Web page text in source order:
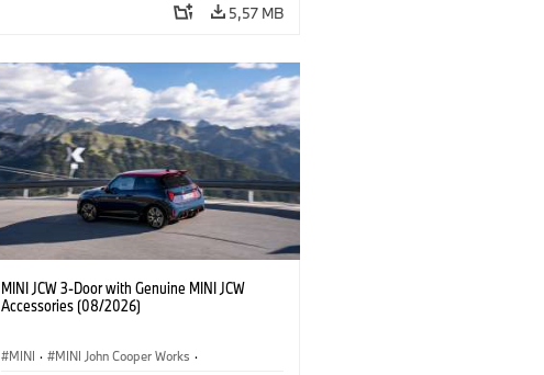
5,57 MB
MINI JCW 3-Door with Genuine MINI JCW
Accessories (08/2026)
MINI · MINI John Cooper Works ·